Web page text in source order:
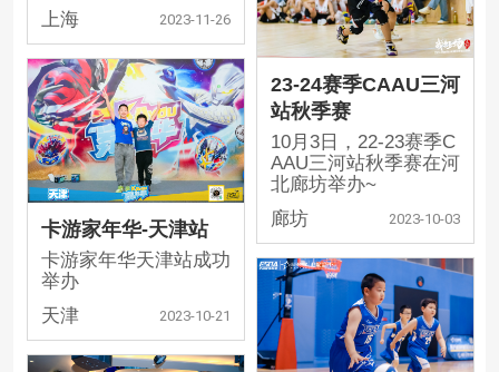
上海
2023-11-26
卡游家年华-天津站
卡游家年华天津站成功
举办
天津
2023-10-21
23-24赛季CAAU三河
站秋季赛
10月3日，22-23赛季C
AAU三河站秋季赛在河
北廊坊举办~
廊坊
2023-10-03